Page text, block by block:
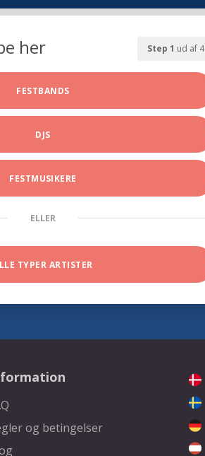
Step 1 ud af 4
her
FESTBANDS
DJS
FESTMUSIKERE
ELLER
TYPER ARTISTER
og betingelser